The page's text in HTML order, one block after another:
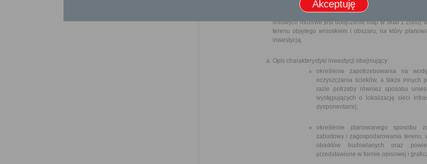
Do wniosku należy załączyć: Kopie mapy zasadniczej
liniowych możliwe jest dołączenie map w skali 1:2000)
terenu objętego wnioskiem i obszaru, na który
inwestycją.
Opis charakterystyki inwestycji obejmujący:
określenie zapotrzebowania na
oczyszczania ścieków, a także innych
razie potrzeby również sposobu
występujących o lokalizację sieci
dysponentami);
określenie planowanego sposobu
zabudowy i zagospodarowania terenu,
obiektów budowlanych oraz
przedstawione w formie opisowej i
Akceptuję